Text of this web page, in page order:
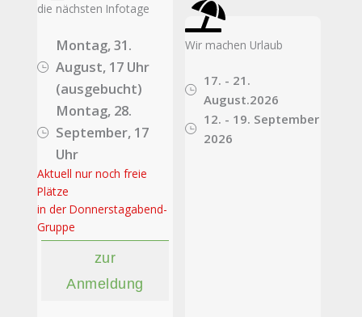
die nächsten Infotage
Montag, 31.
August, 17 Uhr
(ausgebucht)
Montag, 28.
September, 17
Uhr
Aktuell nur noch freie
Plätze
in der Donnerstagabend-
Gruppe
zur
Anmeldung
Wir machen Urlaub
17. - 21.
August.2026
12. - 19. September
2026